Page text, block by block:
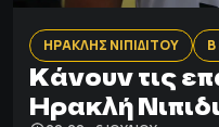
ΗΡΑΚΛΗΣ ΝΙΠΙΔΙΤΟΥ
Κάνουν τις
Ηρακλή